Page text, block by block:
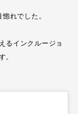
れでした。
るインクルージョ
。